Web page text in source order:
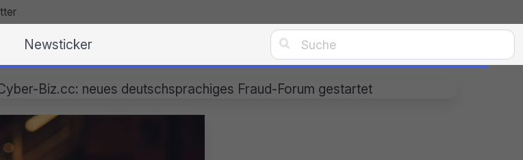
Newsticker 
Biz.cc: neues deutschsprachiges Fraud-Forum gestartet